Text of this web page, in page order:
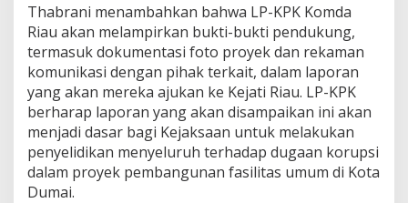
Thabrani menambahkan bahwa LP-KPK Komda
Riau akan melampirkan bukti-bukti pendukung,
termasuk dokumentasi foto proyek dan rekaman
komunikasi dengan pihak terkait, dalam laporan
yang akan mereka ajukan ke Kejati Riau. LP-KPK
berharap laporan yang akan disampaikan ini akan
menjadi dasar bagi Kejaksaan untuk melakukan
penyelidikan menyeluruh terhadap dugaan korupsi
dalam proyek pembangunan fasilitas umum di Kota
Dumai.